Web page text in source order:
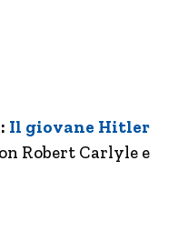
Il giovane Hitler
Robert Carlyle e